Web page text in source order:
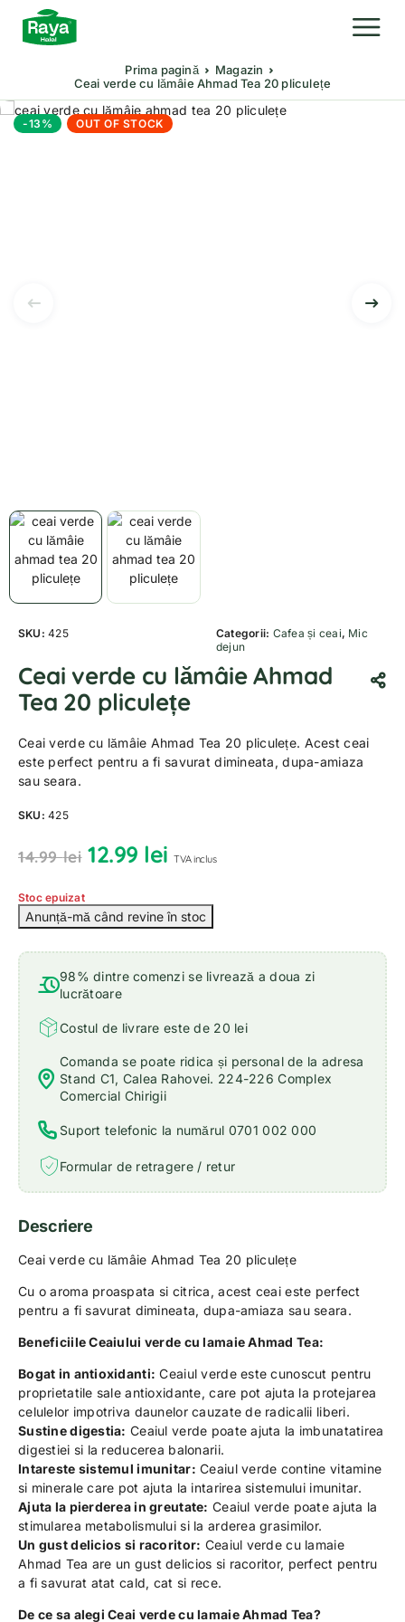
Prima pagină
Magazin
Ceai verde cu lămâie Ahmad Tea 20 pliculețe
-13% OUT OF STOCK
SKU:425 Categorii: Cafea și ceai, Mic
dejun
Ceai verde cu lămâie Ahmad
Tea 20 pliculețe
Ceai verde cu lămâie Ahmad Tea 20 pliculețe. Acest ceai
este perfect pentru a fi savurat dimineata, dupa-amiaza
sau seara.
SKU:425
14.99lei 12.99 lei TVA inclus
Stoc epuizat
98% dintre comenzi se livrează a doua zi
lucrătoare
Costul de livrare este de 20 lei
Comanda se poate ridica și personal de la adresa
Stand C1, Calea Rahovei. 224-226 Complex
Comercial Chirigii
Suport telefonic la numărul 0701 002 000
Formular de retragere / retur
Descriere
Ceai verde cu lămâie Ahmad Tea 20 pliculețe
Cu o aroma proaspata si citrica, acest ceai este perfect
pentru a fi savurat dimineata, dupa-amiaza sau seara.
Beneficiile Ceaiului verde cu lamaie Ahmad Tea:
Bogat in antioxidanti: Ceaiul verde este cunoscut pentru
proprietatile sale antioxidante, care pot ajuta la protejarea
celulelor impotriva daunelor cauzate de radicalii liberi.
Sustine digestia: Ceaiul verde poate ajuta la imbunatatirea
digestiei si la reducerea balonarii.
Intareste sistemul imunitar: Ceaiul verde contine vitamine
si minerale care pot ajuta la intarirea sistemului imunitar.
Ajuta la pierderea in greutate: Ceaiul verde poate ajuta la
stimularea metabolismului si la arderea grasimilor.
Un gust delicios si racoritor: Ceaiul verde cu lamaie
Ahmad Tea are un gust delicios si racoritor, perfect pentru
a fi savurat atat cald, cat si rece.
De ce sa alegi Ceai verde cu lamaie Ahmad Tea?